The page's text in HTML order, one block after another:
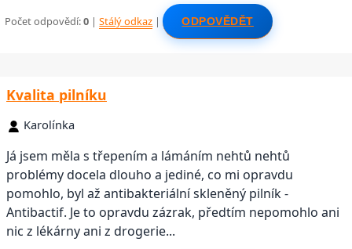
Počet odpovědí:0 |Stálý odkaz | ODPOVĚDĚT
Kvalita pilníku
Karolínka
Já jsem měla s třepením a lámáním nehtů nehtů
problémy docela dlouho a jediné, co mi opravdu
pomohlo, byl až antibakteriální skleněný pilník -
Antibactif. Je to opravdu zázrak, předtím nepomohlo ani
nic z lékárny ani z drogerie...